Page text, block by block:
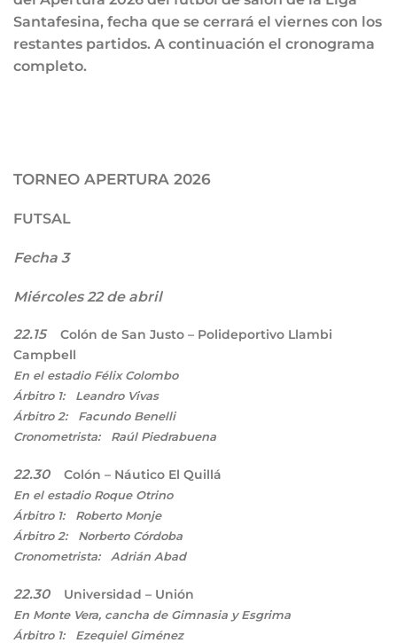
Santafesina, fecha que se cerrará el viernes con los
restantes partidos. A continuación el cronograma
completo.
TORNEO APERTURA 2026
FUTSAL
Fecha 3
Miércoles 22 de abril
22.15Colón de San Justo – Polideportivo Llambi
Campbell
En el estadio Félix Colombo
Árbitro 1: Leandro Vivas
Árbitro 2: Facundo Benelli
Cronometrista: Raúl Piedrabuena
22.30Colón – Náutico El Quillá
En el estadio Roque Otrino
Árbitro 1: Roberto Monje
Árbitro 2: Norberto Córdoba
Cronometrista: Adrián Abad
22.30Universidad – Unión
En Monte Vera, cancha de Gimnasia y Esgrima
Árbitro 1: Ezequiel Giménez